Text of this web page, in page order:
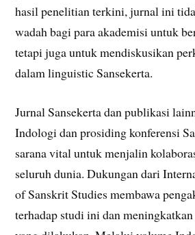
hasil penelitian terkini, jurnal ini
wadah bagi para akademisi untuk
tetapi juga untuk mendiskusikan
dalam linguistic Sansekerta.
Jurnal Sansekerta dan publikasi
Indologi dan prosiding konferensi
sarana vital untuk menjalin
seluruh dunia. Dukungan dari
of Sanskrit Studies membawa
terhadap studi ini dan